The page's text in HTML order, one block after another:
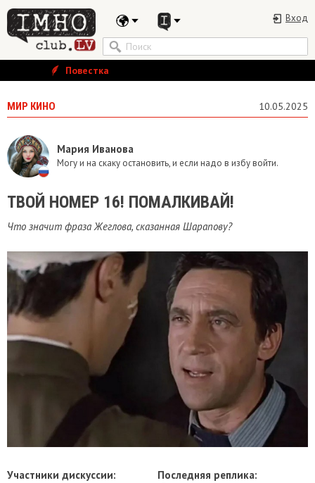
Вход
Повестка
МИР КИНО 10.05.2025
Мария Иванова
Могу и на скаку остановить, и если надо в избу войти.
ТВОЙ НОМЕР 16! ПОМАЛКИВАЙ!
Что значит фраза Жеглова, сказанная Шарапову?
Участники дискуссии: Последняя реплика: